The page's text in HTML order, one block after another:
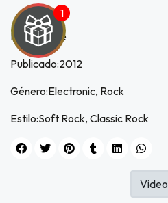
País:Europe
Publicado:2012
Género:Electronic, Rock
Estilo:Soft Rock, Classic Rock
Video